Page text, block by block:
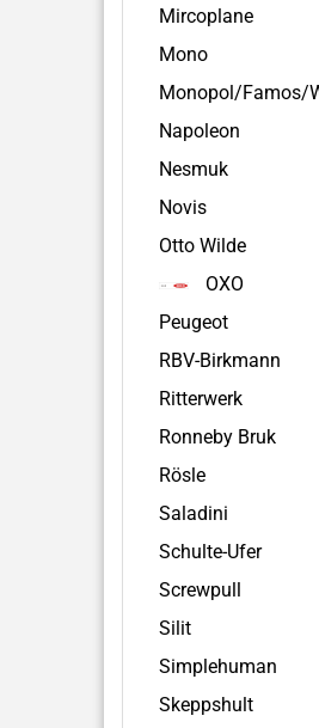
Mircoplane
Mono
Monopol/Famos/
Napoleon
Nesmuk
Novis
Otto Wilde
OXO
Peugeot
RBV-Birkmann
Ritterwerk
Ronneby Bruk
Rösle
Saladini
Schulte-Ufer
Screwpull
Silit
Simplehuman
Skeppshult